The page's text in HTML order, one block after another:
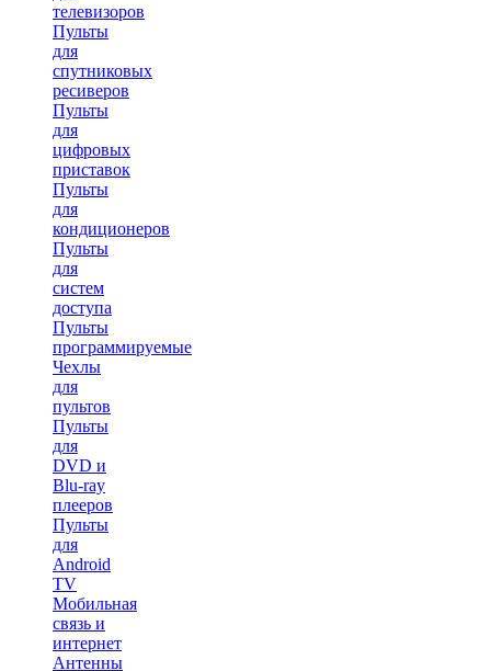
телевизоров
Пульты
для
спутниковых
ресиверов
Пульты
для
цифровых
приставок
Пульты
для
кондиционеров
Пульты
для
систем
доступа
Пульты
программируемые
Чехлы
для
пультов
Пульты
для
DVD и
Blu-ray
плееров
Пульты
для
Android
TV
Мобильная
связь и
интернет
Антенны